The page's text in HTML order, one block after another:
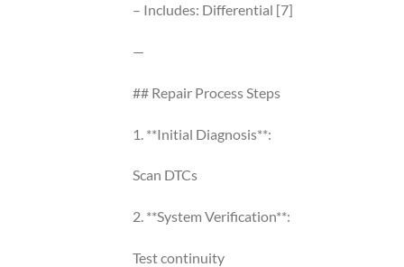
– Includes: Differential [7]
—
## Repair Process Steps
1. **Initial Diagnosis**:
Scan DTCs
2. **System Verification**:
Test continuity